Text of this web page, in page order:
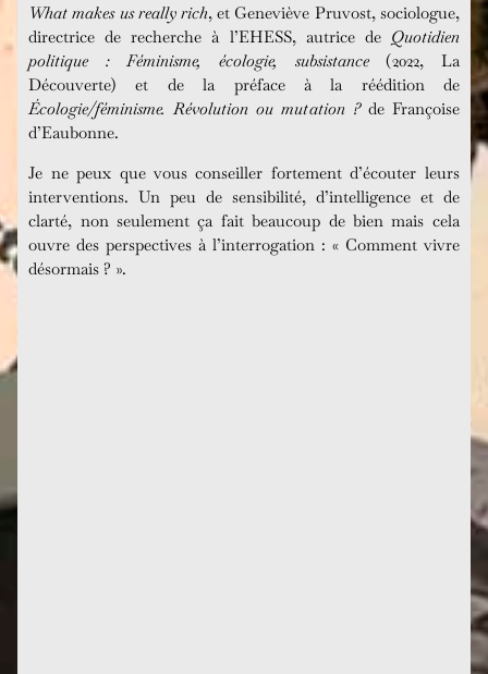
What makes us really rich, et Geneviève Pruvost, sociologue,
directrice de recherche à l’EHESS, autrice de Quotidien
politique : Féminisme, écologie, subsistance(2022, La
Découverte) et de la préface à la réédition de
Écologie/féminisme. Révolution ou mutation ?de Françoise
d’Eaubonne.
Je ne peux que vous conseiller fortement d’écouter leurs
interventions. Un peu de sensibilité, d’intelligence et de
clarté, non seulement ça fait beaucoup de bien mais cela
ouvre des perspectives à l’interrogation : « Comment vivre
désormais ? ».